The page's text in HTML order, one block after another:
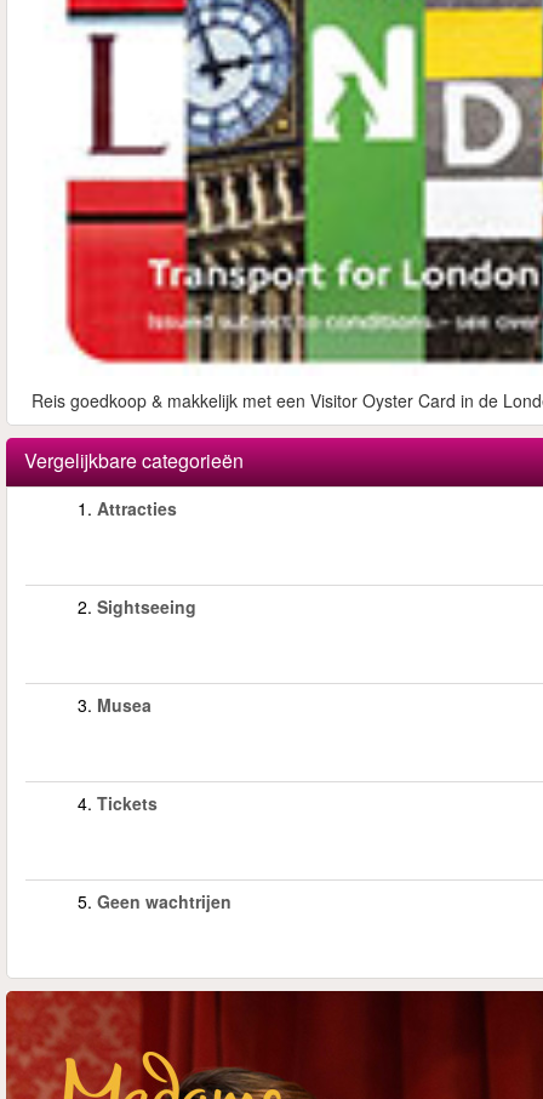
Reis goedkoop & makkelijk met een Visitor Oyster Card in de
Vergelijkbare categorieën
1. Attracties
2. Sightseeing
3. Musea
4. Tickets
5. Geen wachtrijen